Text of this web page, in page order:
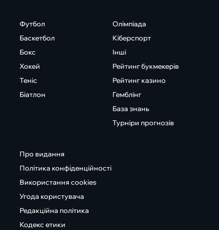
Футбол
Баскетбол
Бокс
Хокей
Теніс
Біатлон
Олімпіада
Кіберспорт
Інші
Рейтинг букмекерів
Рейтинг казино
Гемблінг
База знань
Турніри прогнозів
Про видання
Політика конфіденційності
Використання cookies
Угода користувача
Редакційна політика
Кодекс етики